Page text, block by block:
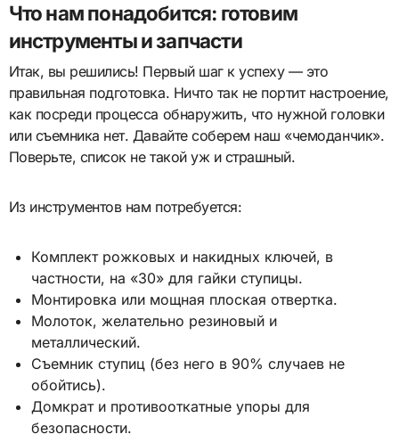
Что нам понадобится: готовим
инструменты и запчасти
Итак, вы решились! Первый шаг к успеху — это
правильная подготовка. Ничто так не портит настроение,
как посреди процесса обнаружить, что нужной головки
или съемника нет. Давайте соберем наш «чемоданчик».
Поверьте, список не такой уж и страшный.
Из инструментов нам потребуется:
Комплект рожковых и накидных ключей, в
частности, на «30» для гайки ступицы.
Монтировка или мощная плоская отвертка.
Молоток, желательно резиновый и
металлический.
Съемник ступиц (без него в 90% случаев не
обойтись).
Домкрат и противооткатные упоры для
безопасности.